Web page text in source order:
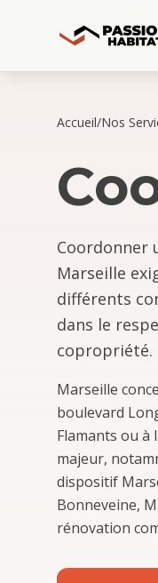
Accueil/Nos
Coordonner
Marseille
différents
dans le
copropriété.
Marseille
boulevard
Flamants ou à
majeur,
dispositif
Bonneveine,
rénovation